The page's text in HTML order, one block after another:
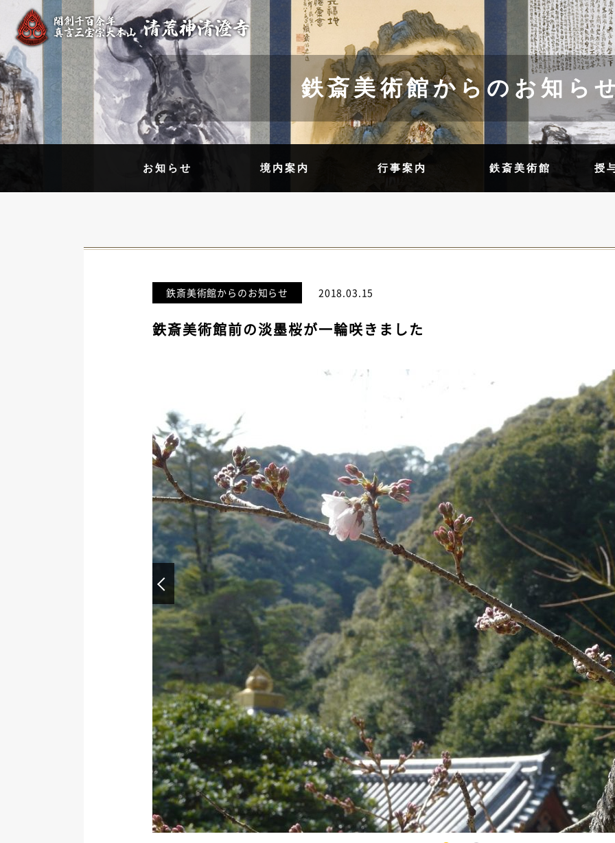
お知らせ 境内案内 行事案内 鉄斎美術館 授
鉄斎美術館からのお知ら
鉄斎美術館からのお知らせ 2018.03.15
鉄斎美術館前の淡墨桜が一輪咲きました